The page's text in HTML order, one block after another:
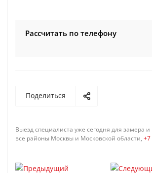
Рассчитать по телефону
Поделиться
Выезд специалиста уже сегодня для замера
все районы Москвы и Московской области, +7